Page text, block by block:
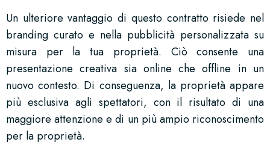
Un ulteriore vantaggio di questo contratto risiede nel
branding curato e nella pubblicità personalizzata su
misura per la tua proprietà. Ciò consente una
presentazione creativa sia online che offline in un
nuovo contesto. Di conseguenza, la proprietà appare
più esclusiva agli spettatori, con il risultato di una
maggiore attenzione e di un più ampio riconoscimento
per la proprietà.